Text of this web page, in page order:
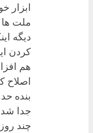
ابزار
ملت ها
دیگه
کردن
هم
اصلاح
بنده
جدا
چند